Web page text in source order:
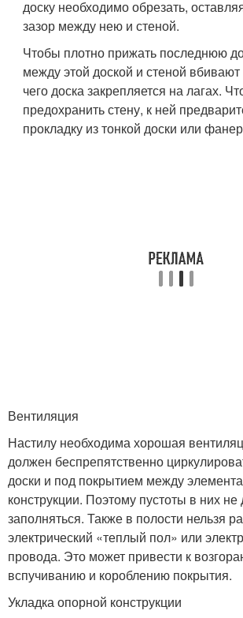
доску необходимо обрезать,
зазор между нею и стеной.
Чтобы плотно прижать последнюю
между этой доской и стеной
чего доска закрепляется на лагах.
предохранить стену, к ней
прокладку из тонкой доски или
Вентиляция
Настилу необходима хорошая
должен беспрепятственно
доски и под покрытием между
конструкции. Поэтому пустоты в них
заполняться. Также в полости нельзя
электрический «теплый пол» или
провода. Это может привести к
вспучиванию и короблению покрытия.
Укладка опорной конструкции